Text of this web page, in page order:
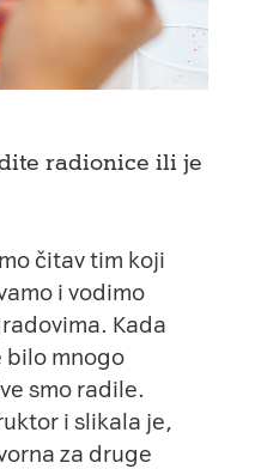
radionice ili je
čitav tim koji
i vodimo
Kada
bilo mnogo
smo radile.
i slikala je,
za druge